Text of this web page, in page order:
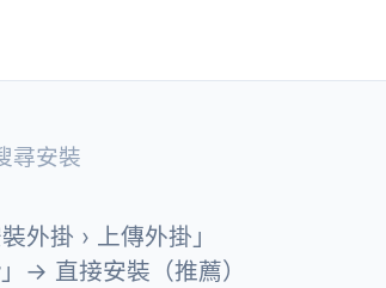
尋安裝
掛 › 上傳外掛」
」→ 直接安裝（推薦）